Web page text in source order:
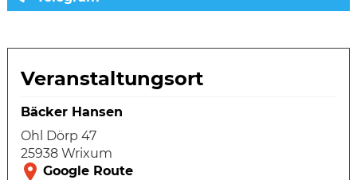
Veranstaltungsort
Bäcker Hansen
Ohl Dörp 47
25938 Wrixum